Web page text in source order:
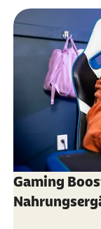
Ismael
01.06.2026):
Trends,
Philipp
Einfluss
Faktoren
Gaming